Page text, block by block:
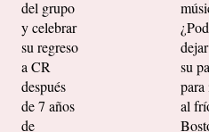
del grupo
y celebrar
su regreso
a CR
después
de 7 años
de
su
para
al